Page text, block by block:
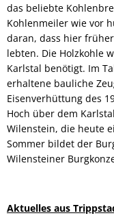
das beliebte
Kohlenmeiler wie vor
daran, dass hier
lebten. Die Holzkohle
Karlstal benötigt. Im
erhaltene bauliche
Eisenverhüttung des
Hoch über dem
Wilenstein, die heute
Sommer bildet der
Wilensteiner
Aktuelles aus